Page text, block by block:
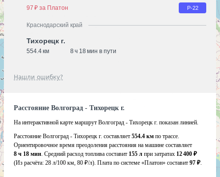
97 ₽ за Платон
Р-22
Краснодарский край
Тихорецк г.
554.4 км 8 ч 18 мин в пути
Нашли ошибку?
Расстояние Волгоград - Тихорецк г.
На интерактивной карте маршрут Волгоград - Тихорецк г. показан линией.
Расстояние Волгоград - Тихорецк г. составляет 554.4 км по трассе.
Ориентировочное время преодоления расстояния на машине составляет
8 ч 18 мин. Средний расход топлива составит 155 л при затратах 12 400 ₽
(Из расчёта: 28 л/100 км, 80 ₽/л). Плата по системе «Платон» составит 97 ₽.